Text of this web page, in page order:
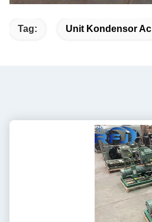
Tag: Unit Kondensor Ac